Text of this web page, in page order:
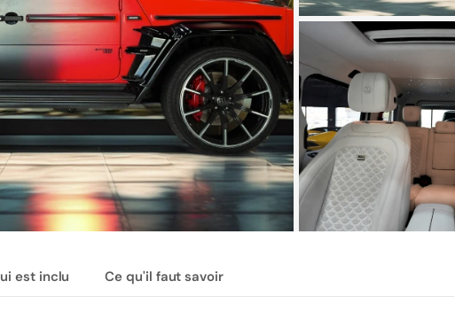
est inclu Ce qu'il faut savoir